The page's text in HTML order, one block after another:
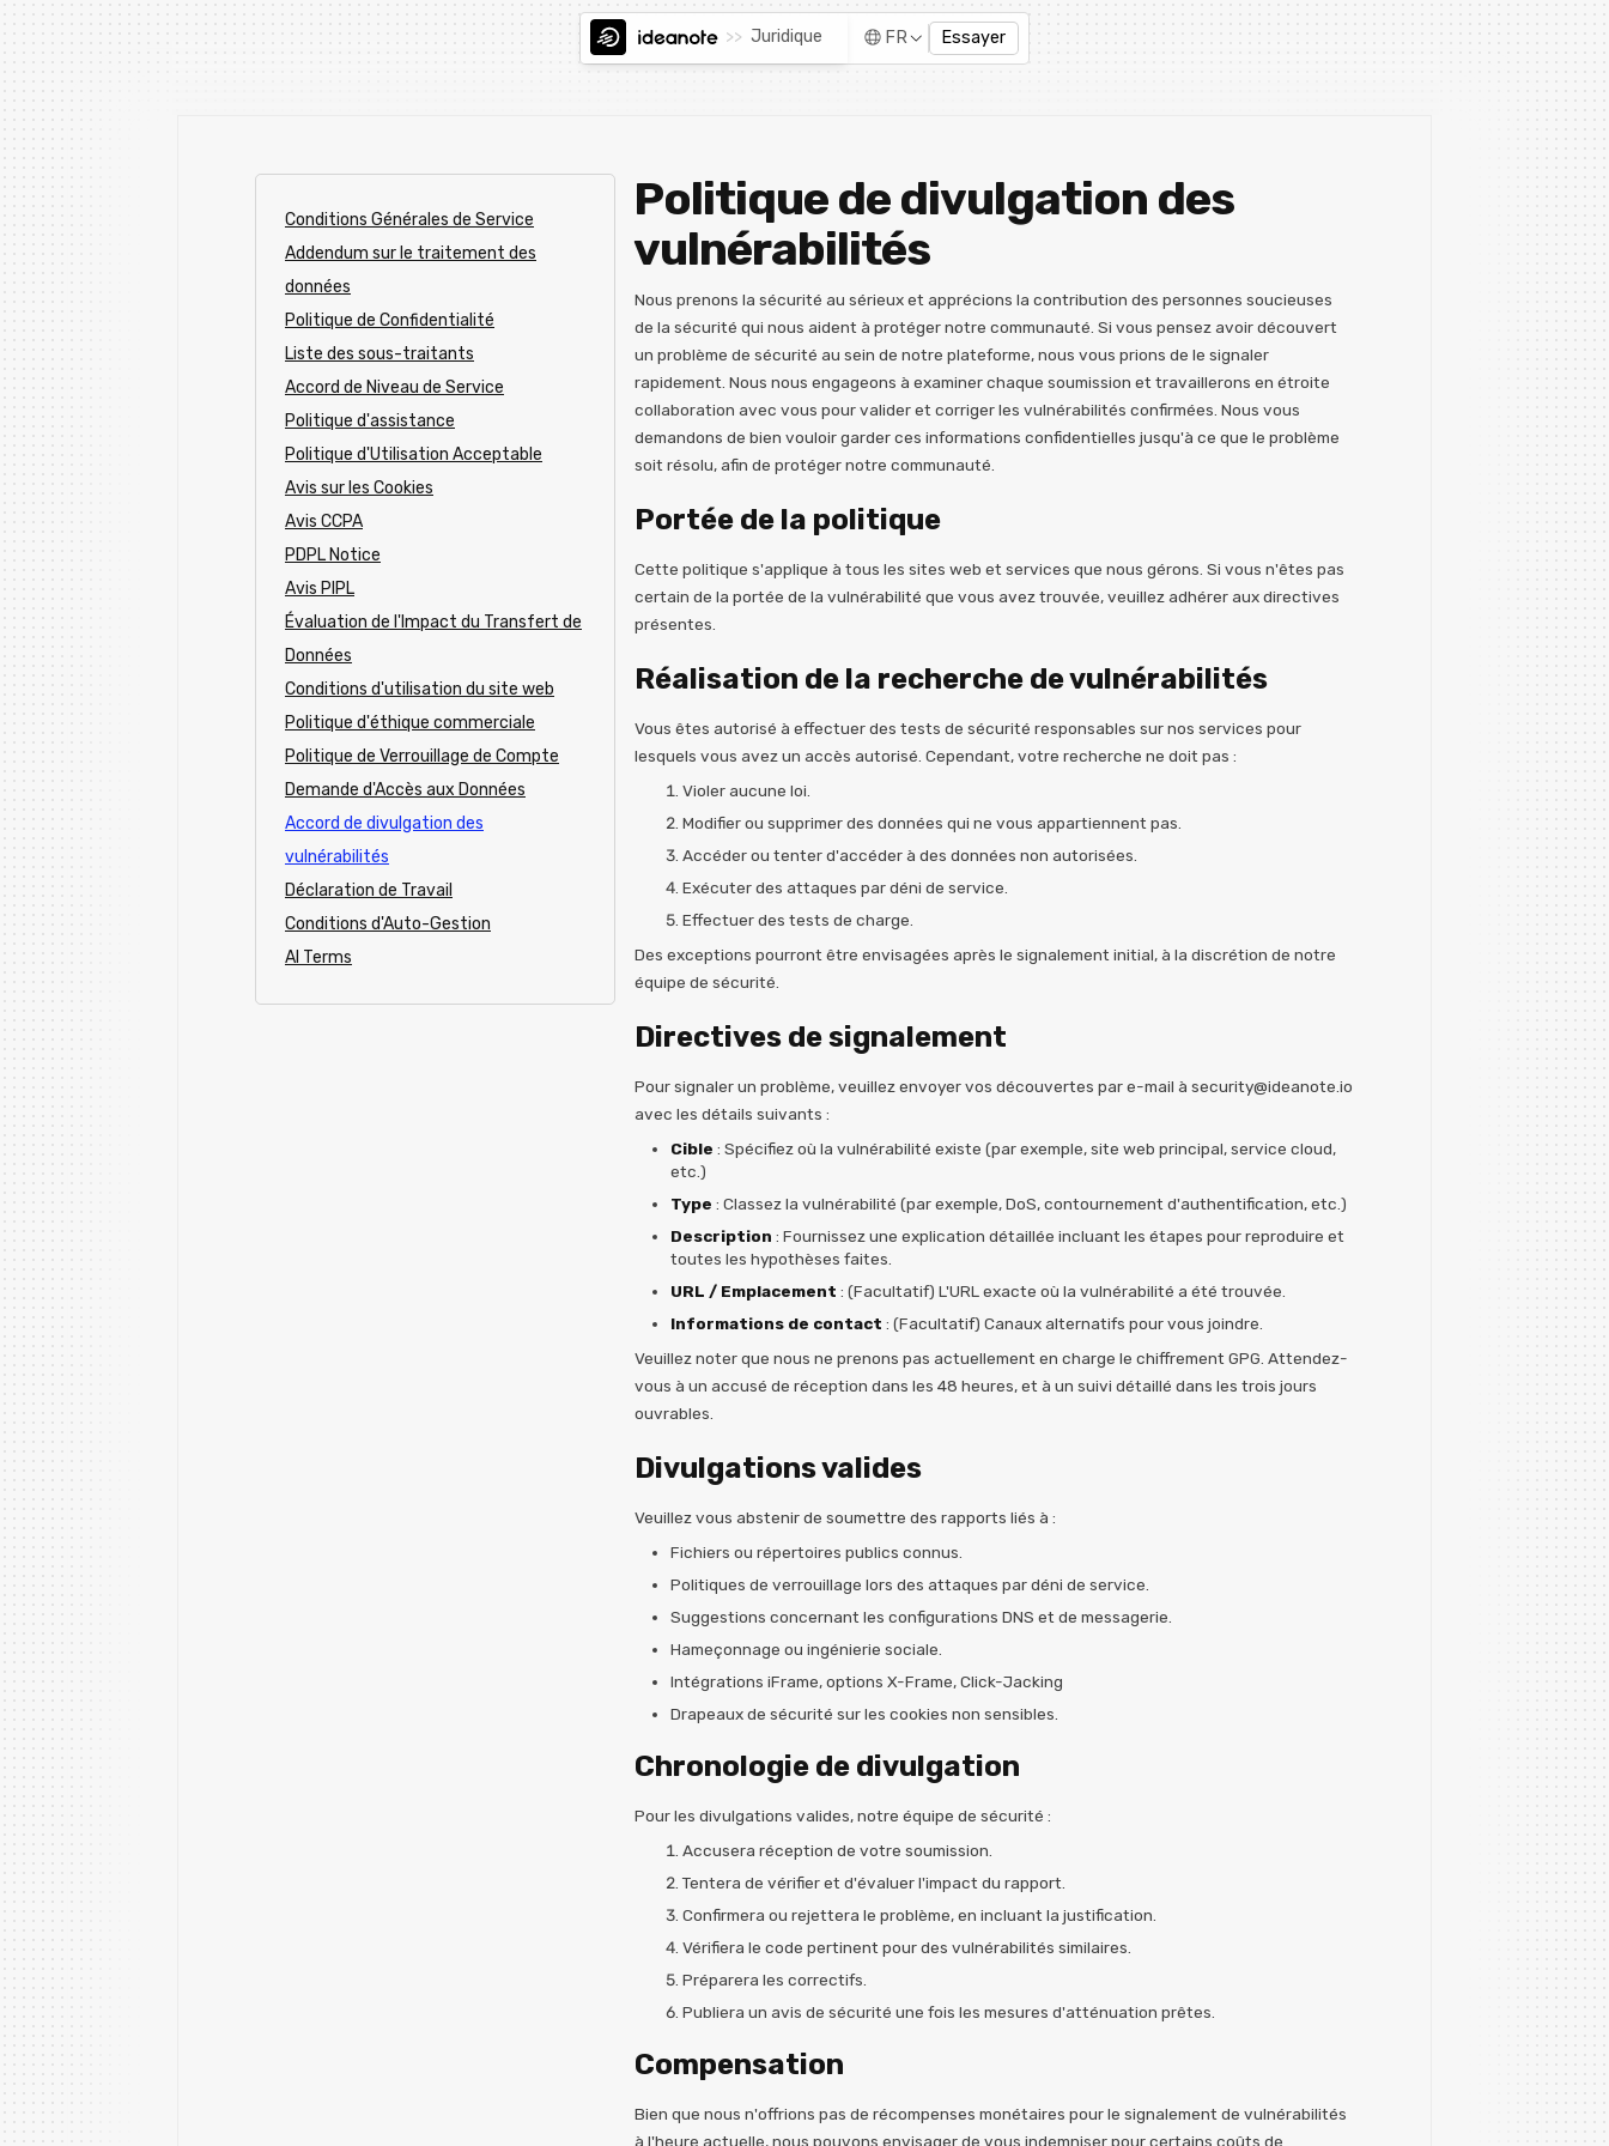
>> Juridique FR Essayer
Conditions Générales de Service
Addendum sur le traitement des
données
Politique de Confidentialité
Liste des sous-traitants
Accord de Niveau de Service
Politique d'assistance
Politique d'Utilisation Acceptable
Avis sur les Cookies
Avis CCPA
PDPL Notice
Avis PIPL
Évaluation de l'Impact du Transfert de
Données
Conditions d'utilisation du site web
Politique d'éthique commerciale
Politique de Verrouillage de Compte
Demande d'Accès aux Données
Accord de divulgation des
vulnérabilités
Déclaration de Travail
Conditions d'Auto-Gestion
AI Terms
Politique de divulgation des
vulnérabilités
Nous prenons la sécurité au sérieux et apprécions la contribution des personnes soucieuses
de la sécurité qui nous aident à protéger notre communauté. Si vous pensez avoir découvert
un problème de sécurité au sein de notre plateforme, nous vous prions de le signaler
rapidement. Nous nous engageons à examiner chaque soumission et travaillerons en étroite
collaboration avec vous pour valider et corriger les vulnérabilités confirmées. Nous vous
demandons de bien vouloir garder ces informations confidentielles jusqu'à ce que le problème
soit résolu, afin de protéger notre communauté.
Portée de la politique
Cette politique s'applique à tous les sites web et services que nous gérons. Si vous n'êtes pas
certain de la portée de la vulnérabilité que vous avez trouvée, veuillez adhérer aux directives
présentes.
Réalisation de la recherche de vulnérabilités
Vous êtes autorisé à effectuer des tests de sécurité responsables sur nos services pour
lesquels vous avez un accès autorisé. Cependant, votre recherche ne doit pas :
Violer aucune loi.
Modifier ou supprimer des données qui ne vous appartiennent pas.
Accéder ou tenter d'accéder à des données non autorisées.
Exécuter des attaques par déni de service.
Effectuer des tests de charge.
Des exceptions pourront être envisagées après le signalement initial, à la discrétion de notre
équipe de sécurité.
Directives de signalement
Pour signaler un problème, veuillez envoyer vos découvertes par e-mail à security@ideanote.io
avec les détails suivants :
Cible : Spécifiez où la vulnérabilité existe (par exemple, site web principal, service cloud,
etc.)
Type : Classez la vulnérabilité (par exemple, DoS, contournement d'authentification, etc.)
Description : Fournissez une explication détaillée incluant les étapes pour reproduire et
toutes les hypothèses faites.
URL / Emplacement : (Facultatif) L'URL exacte où la vulnérabilité a été trouvée.
Informations de contact : (Facultatif) Canaux alternatifs pour vous joindre.
Veuillez noter que nous ne prenons pas actuellement en charge le chiffrement GPG. Attendez-
vous à un accusé de réception dans les 48 heures, et à un suivi détaillé dans les trois jours
ouvrables.
Divulgations valides
Veuillez vous abstenir de soumettre des rapports liés à :
Fichiers ou répertoires publics connus.
Politiques de verrouillage lors des attaques par déni de service.
Suggestions concernant les configurations DNS et de messagerie.
Hameçonnage ou ingénierie sociale.
Intégrations iFrame, options X-Frame, Click-Jacking
Drapeaux de sécurité sur les cookies non sensibles.
Chronologie de divulgation
Pour les divulgations valides, notre équipe de sécurité :
Accusera réception de votre soumission.
Tentera de vérifier et d'évaluer l'impact du rapport.
Confirmera ou rejettera le problème, en incluant la justification.
Vérifiera le code pertinent pour des vulnérabilités similaires.
Préparera les correctifs.
Publiera un avis de sécurité une fois les mesures d'atténuation prêtes.
Compensation
Bien que nous n'offrions pas de récompenses monétaires pour le signalement de vulnérabilités
à l'heure actuelle, nous pouvons envisager de vous indemniser pour certains coûts de